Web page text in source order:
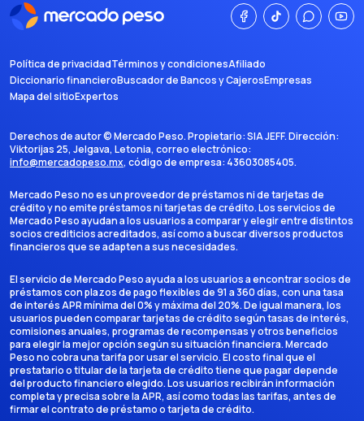
Política de privacidadTérminos y condicionesAfiliado
Diccionario financieroBuscador de Bancos y CajerosEmpresas
Mapa del sitioExpertos
Derechos de autor ©Mercado Peso. Propietario:SIA JEFF. Dirección:
Viktorijas 25, Jelgava, Letonia, correo electrónico:
info@mercadopeso.mx, código de empresa: 43603085405.
Mercado Peso no es un proveedor de préstamos ni de tarjetas de
crédito y no emite préstamos ni tarjetas de crédito. Los servicios de
Mercado Peso ayudan a los usuarios a comparar y elegir entre distintos
socios crediticios acreditados, así como a buscar diversos productos
financieros que se adapten a sus necesidades.
El servicio de Mercado Peso ayuda a los usuarios a encontrar socios de
préstamos con plazos de pago flexibles de 91 a 360 días, con una tasa
de interés APR mínima del 0% y máxima del 20%. De igual manera, los
usuarios pueden comparar tarjetas de crédito según tasas de interés,
comisiones anuales, programas de recompensas y otros beneficios
para elegir la mejor opción según su situación financiera. Mercado
Peso no cobra una tarifa por usar el servicio. El costo final que el
prestatario o titular de la tarjeta de crédito tiene que pagar depende
del producto financiero elegido. Los usuarios recibirán información
completa y precisa sobre la APR, así como todas las tarifas, antes de
firmar el contrato de préstamo o tarjeta de crédito.